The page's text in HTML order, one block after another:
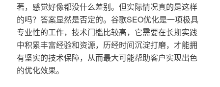
著，感觉好像都没什么差别。但实际情况真的是这样
的吗？答案显然是否定的。谷歌SEO优化是一项极具
专业性的工作，技术门槛比较高，它需要在长期实践
中积累丰富经验和资源，历经时间沉淀打磨，才能拥
有坚实的技术保障，从而最大可能帮助客户实现出色
的优化效果。